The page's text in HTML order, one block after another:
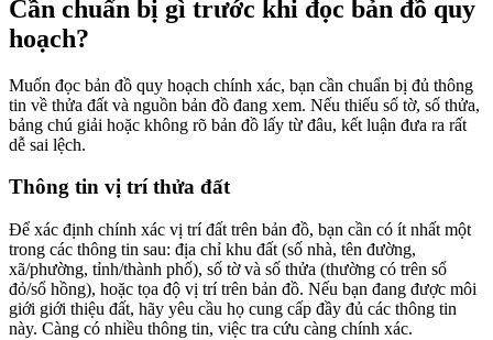
Cần chuẩn bị gì trước khi đọc bản đồ quy
hoạch?
Muốn đọc bản đồ quy hoạch chính xác, bạn cần chuẩn bị đủ thông
tin về thửa đất và nguồn bản đồ đang xem. Nếu thiếu số tờ, số thửa,
bảng chú giải hoặc không rõ bản đồ lấy từ đâu, kết luận đưa ra rất
dễ sai lệch.
Thông tin vị trí thửa đất
Để xác định chính xác vị trí đất trên bản đồ, bạn cần có ít nhất một
trong các thông tin sau: địa chỉ khu đất (số nhà, tên đường,
xã/phường, tỉnh/thành phố), số tờ và số thửa (thường có trên sổ
đỏ/sổ hồng), hoặc tọa độ vị trí trên bản đồ. Nếu bạn đang được môi
giới giới thiệu đất, hãy yêu cầu họ cung cấp đầy đủ các thông tin
này. Càng có nhiều thông tin, việc tra cứu càng chính xác.